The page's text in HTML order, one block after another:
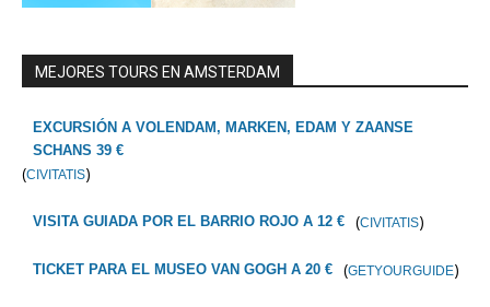
MEJORES TOURS EN AMSTERDAM
EXCURSIÓN A VOLENDAM, MARKEN, EDAM Y ZAANSE
SCHANS 39 €
(CIVITATIS)
VISITA GUIADA POR EL BARRIO ROJO A 12 € (CIVITATIS)
TICKET PARA EL MUSEO VAN GOGH A 20 € (GETYOURGUIDE)